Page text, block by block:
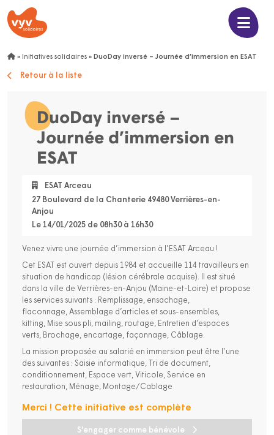
» Initiatives solidaires » DuoDay inversé – Journée d’immersion en ESAT
Retour à la liste
DuoDay inversé –
Journée d’immersion en
ESAT
ESAT Arceau
27 Boulevard de la Chanterie 49480 Verrières-en-
Anjou
Le 14/01/2025 de 08h30 à 16h30
Venez vivre une journée d’immersion à l’ESAT Arceau !
Cet ESAT est ouvert depuis 1984 et accueille 114 travailleurs en
situation de handicap (lésion cérébrale acquise). Il est situé
dans la ville de Verrières-en-Anjou (Maine-et-Loire) et propose
les services suivants : Remplissage, ensachage,
flaconnage, Assemblage d’articles et sous-ensembles,
kitting, Mise sous pli, mailing, routage, Entretien d’espaces
verts, Brochage, encartage, façonnage, Câblage.
La mission proposée au salarié en immersion peut être l’une
des suivantes : Saisie informatique, Tri de document,
conditionnement, Espace vert, Viticole, Service en
restauration, Ménage, Montage/Cablage
S'engager comme bénévole
Merci ! Cette initiative est complète